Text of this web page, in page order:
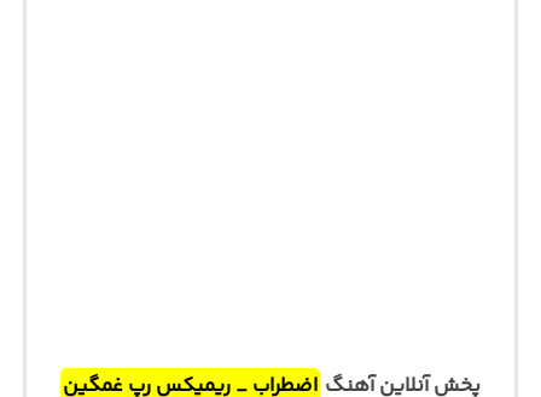
پخش آنلاین آهنگ اضطراب _ ریمیکس رپ غمگین